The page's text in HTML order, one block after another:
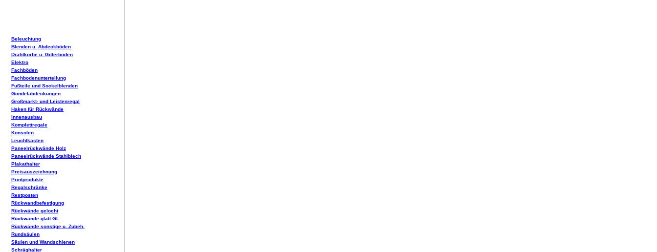
Beleuchtung
Blenden u. Abdeckböden
Drahtkörbe u. Gitterböden
Elektro
Fachböden
Fachbodenunterteilung
Fußteile und Sockelblenden
Gondelabdeckungen
Großmarkt- und Leistenregal
Haken für Rückwände
Innenausbau
Komplettregale
Konsolen
Leuchtkästen
Paneelrückwände Holz
Paneelrückwände Stahlblech
Plakathalter
Preisauszeichnung
Printprodukte
Regalschränke
Restposten
Rückwandbefestigung
Rückwände gelocht
Rückwände glatt GL
Rückwände sonstige u. Zubeh.
Rundsäulen
Säulen und Wandschienen
Schräghalter